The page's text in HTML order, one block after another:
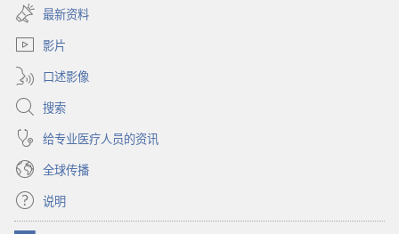
窗
口）
开
新
窗
最新资料
影片
口述影像
搜索
给专业医疗人员的资讯
全球传播
说明